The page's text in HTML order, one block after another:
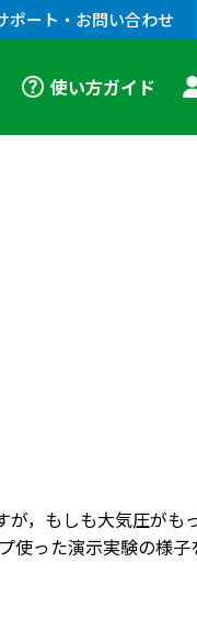
ポート・お問い合わせ
使い方ガイド
，もしも大気圧がも
った演示実験の様子